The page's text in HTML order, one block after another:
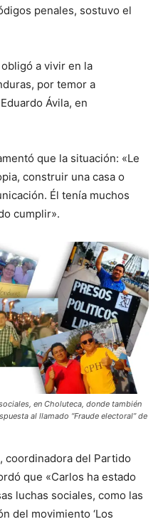
penales, sostuvo el
a vivir en la
por temor a
Ávila, en
que la situación: «Le
construir una casa o
Él tenía muchos
cumplir».
en Choluteca, donde también
al llamado “Fraude electoral” de
coordinadora del Partido
que «Carlos ha estado
luchas sociales, como las
del movimiento ‘Los